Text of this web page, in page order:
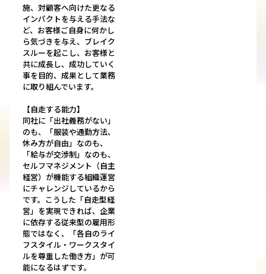
施、対顧客へ向けた更なる
インパクトを与える手法な
ど、お客様ご自身に何かし
ら気づきを与え、ブレイク
スルーを起こし、お客様と
共に成長し、成功していく
事を目的、成果として業務
に取り組んでいます。
【自走する能力】
同社に「出社義務がない」
のも、「服装や通勤方法、
休み方が自由」なのも、
「給与が交渉制」なのも、
セルフマネジメント（自主
経営）が機能する組織運営
にチャレンジしているから
です。こうした「自走型経
営」を実現できれば、企業
に依存する従来型の雇用形
態ではなく、「各自のライ
フスタイル・ワークスタイ
ルを尊重した働き方」が可
能になるはずです。